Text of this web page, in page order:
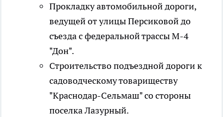
Прокладку автомобильной дороги,
ведущей от улицы Персиковой до
съезда с федеральной трассы М-4
"Дон".
Строительство подъездной дороги к
садоводческому товариществу
"Краснодар-Сельмаш" со стороны
поселка Лазурный.